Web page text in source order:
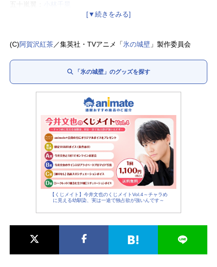
五十嵐翼：
熱川秋音：
川井田夏海
(C)阿賀沢紅茶／集英社・TVアニメ「氷の城壁 」製作委員会
「氷の城壁」のグッズを探す
【くじメイト】今井文也のくじメイトVol.4～チャラめ
に見える幼馴染、実は一途で独占欲が強いんです～